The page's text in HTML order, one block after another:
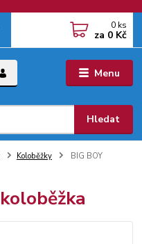
Menu
Hledat
0 ks
za 0 Kč
Koloběžky
BIG BOY